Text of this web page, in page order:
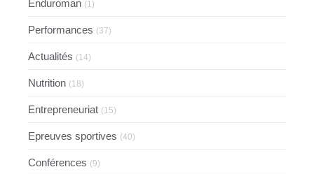
Enduroman (1)
Performances (37)
Actualités (14)
Nutrition (18)
Entrepreneuriat (15)
Epreuves sportives (40)
Conférences (9)